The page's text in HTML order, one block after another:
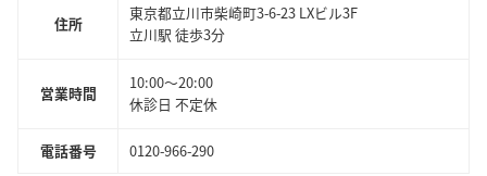
住所
東京都立川市柴崎町3-6-23 LXビル3F
立川駅 徒歩3分
営業時間
10:00～20:00
休診日 不定休
電話番号 0120-966-290